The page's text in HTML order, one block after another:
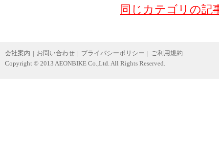
同じカテゴリの記
会社案内 | お問い合わせ | プライバシーポリシー | ご利用規約
Copyright © 2013 AEONBIKE Co.,Ltd. All Rights Reserved.